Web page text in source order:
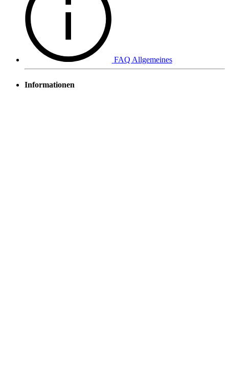
FAQ Allgemeines
Informationen